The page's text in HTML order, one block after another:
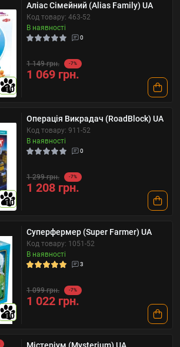
10
Аліас Сімейний (Alias Family) UA
Код товару: 463-52
В наявності
0
1 149 грн. -7%
1 069 грн.
10
Операція Викрадач (RoadBlock) UA
Код товару: 911-52
В наявності
0
1 299 грн. -7%
1 208 грн.
10
Суперфермер (Super Farmer) UA
Код товару: 1051-52
В наявності
3
1 099 грн. -7%
1 022 грн.